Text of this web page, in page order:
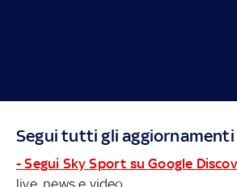
Segui tutti gli aggiornamenti
- Segui Sky Sport su Google